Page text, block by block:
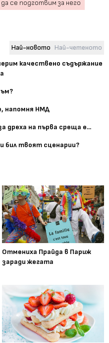
се подготвим за него
Най-новото Най-четеното
качествено съдържание
напомня НМД
дреха на първа среща е...
бил твоят сценарии?
Отмениха Прайда в Париж
заради жегата